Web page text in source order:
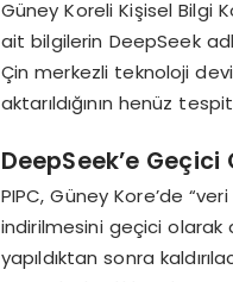
Güney Koreli Kişisel Bilgi
ait bilgilerin DeepSeek
Çin merkezli teknoloji
aktarıldığının henüz
DeepSeek’e
PIPC, Güney Kore’de
indirilmesini geçici olarak
yapıldıktan sonra